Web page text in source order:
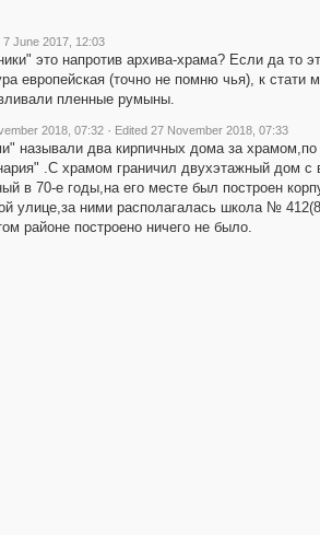
7 June 2017, 12:03
это напротив архива-храма? Если да то
европейская (точно не помню чья), к
пленные румыны.
2018, 07:32 · Edited 27 November 2018, 07:33
называли два кирпичных дома за
.С храмом граничил двухэтажный дом
в 70-е годы,на его месте был построен
улице,за ними располагалась школа №
районе построено ничего не было.